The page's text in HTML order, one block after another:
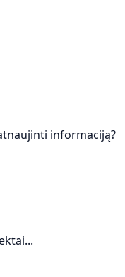
informaciją?